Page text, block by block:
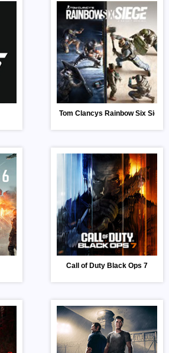
Tom Clancys Rainbow Six Siege
Call of Duty Black Ops 7